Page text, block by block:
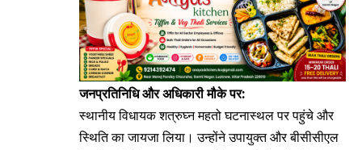
जनप्रतिनिधि और अधिकारी मौके पर:
स्थानीय विधायक शत्रुघ्न महतो घटनास्थल पर पहुंचे और
स्थिति का जायजा लिया। उन्होंने उपायुक्त और बीसीसीएल